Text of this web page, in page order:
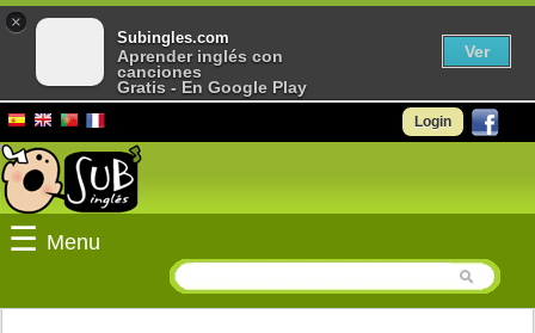
Login
☰ Menu
×
Subingles.com
Aprender inglés con
canciones
Gratis - En Google Play
Ver